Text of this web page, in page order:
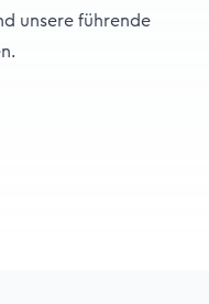
unsere führende